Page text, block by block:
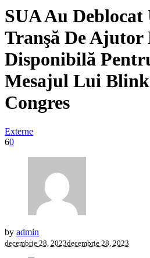
SUA Au
Tranşă De
Disponibilă
Mesajul Lui
Congres
Externe
60
by admin
decembrie 28, 2023decembrie 28, 2023